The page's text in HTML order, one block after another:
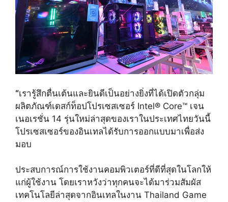
“เรารู้สึกตื่นเต้นและยินดีเป็นอย่างยิ่งที่ได้เปิดตัวกลุ่ม
ผลิตภัณฑ์เดสก์ท็อปโปรเซสเซอร์ Intel® Core™ เจน
เนอเรชั่น 14 รุ่นใหม่ล่าสุดของเราในประเทศไทยวันนี้
โปรเซสเซอร์ของอินเทลได้รับการออกแบบมาเพื่อส่ง
มอบ
ประสบการณ์การใช้งานคอมพิวเตอร์ที่ดีที่สุดในโลกให้
แก่ผู้ใช้งาน โดยเราหวังว่าทุกคนจะได้มาร่วมสัมผัส
เทคโนโลยีล่าสุดจากอินเทลในงาน Thailand Game